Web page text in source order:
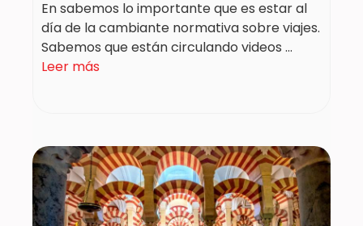
En sabemos lo importante que es estar al
día de la cambiante normativa sobre viajes.
Sabemos que están circulando videos ...
Leer más